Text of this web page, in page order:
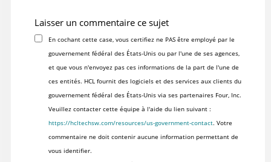
Laisser un commentaire ce sujet
En cochant cette case, vous certifiez ne PAS être employé par le
gouvernement fédéral des États-Unis ou par l'une de ses agences,
et que vous n'envoyez pas ces informations de la part de l'une de
ces entités. HCL fournit des logiciels et des services aux clients du
gouvernement fédéral des États-Unis via ses partenaires Four, Inc.
Veuillez contacter cette équipe à l'aide du lien suivant :
https://hcltechsw.com/resources/us-government-contact. Votre
commentaire ne doit contenir aucune information permettant de
vous identifier.